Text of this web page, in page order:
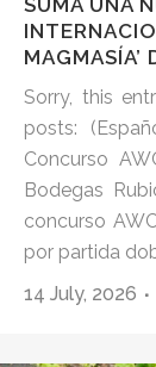
MAGMASÍA’
Sorry, this
posts:
Concurso
Bodegas
concurso
por partida
14 July, 2026